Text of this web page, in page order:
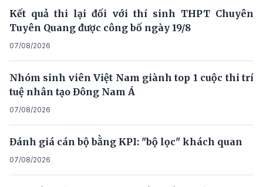
Kết quả thi lại đối với thí sinh THPT Chuyên
Tuyên Quang được công bố ngày 19/8
07/08/2026
Nhóm sinh viên Việt Nam giành top 1 cuộc thi trí
tuệ nhân tạo Đông Nam Á
07/08/2026
Đánh giá cán bộ bằng KPI: "bộ lọc" khách quan
07/08/2026